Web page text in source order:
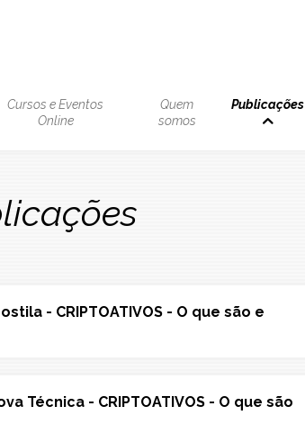
Cursos e Eventos
Online
Quem
somos
Publicações
- CRIPTOATIVOS - O que são e
Técnica - CRIPTOATIVOS - O que são